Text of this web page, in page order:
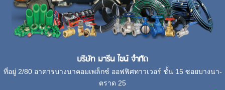
บริษัท มารีน ไชน์ จำกัด
ที่อยู่ 2/80 อาคารบางนาคอมเพล็กซ์ ออฟฟิศทาวเวอร์ ชั้น 15 ซอยบางนา-
ตราด 25